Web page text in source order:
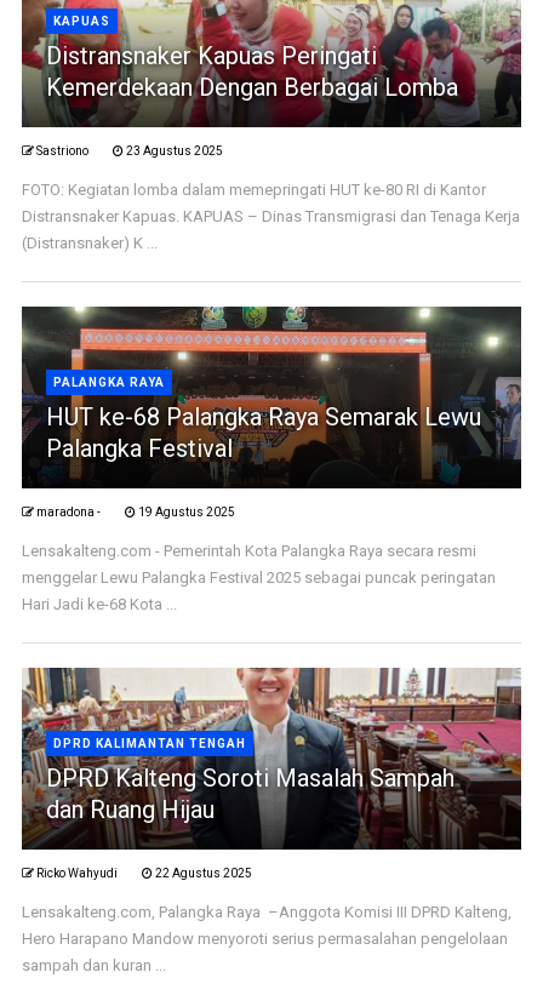
KAPUAS
Distransnaker Kapuas Peringati
Kemerdekaan Dengan Berbagai Lomba
Sastriono 23 Agustus 2025
FOTO: Kegiatan lomba dalam memepringati HUT ke-80 RI di Kantor
Distransnaker Kapuas. KAPUAS – Dinas Transmigrasi dan Tenaga Kerja
(Distransnaker) K ...
PALANGKA RAYA
HUT ke-68 Palangka Raya Semarak Lewu
Palangka Festival
maradona - 19 Agustus 2025
Lensakalteng.com - Pemerintah Kota Palangka Raya secara resmi
menggelar Lewu Palangka Festival 2025 sebagai puncak peringatan
Hari Jadi ke-68 Kota ...
DPRD KALIMANTAN TENGAH
DPRD Kalteng Soroti Masalah Sampah
dan Ruang Hijau
Ricko Wahyudi 22 Agustus 2025
Lensakalteng.com, Palangka Raya –Anggota Komisi III DPRD Kalteng,
Hero Harapano Mandow menyoroti serius permasalahan pengelolaan
sampah dan kuran ...